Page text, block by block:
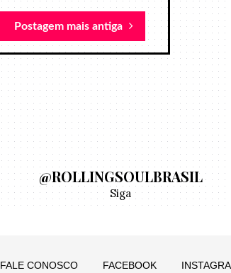
Postagem mais antiga
@ROLLINGSOULBRASIL
Siga
FALE CONOSCO FACEBOOK